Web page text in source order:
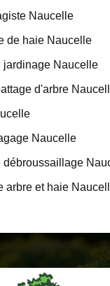
Naucelle
de haie Naucelle
jardinage Naucelle
d'arbre
Naucelle
débroussaillage
arbre et haie